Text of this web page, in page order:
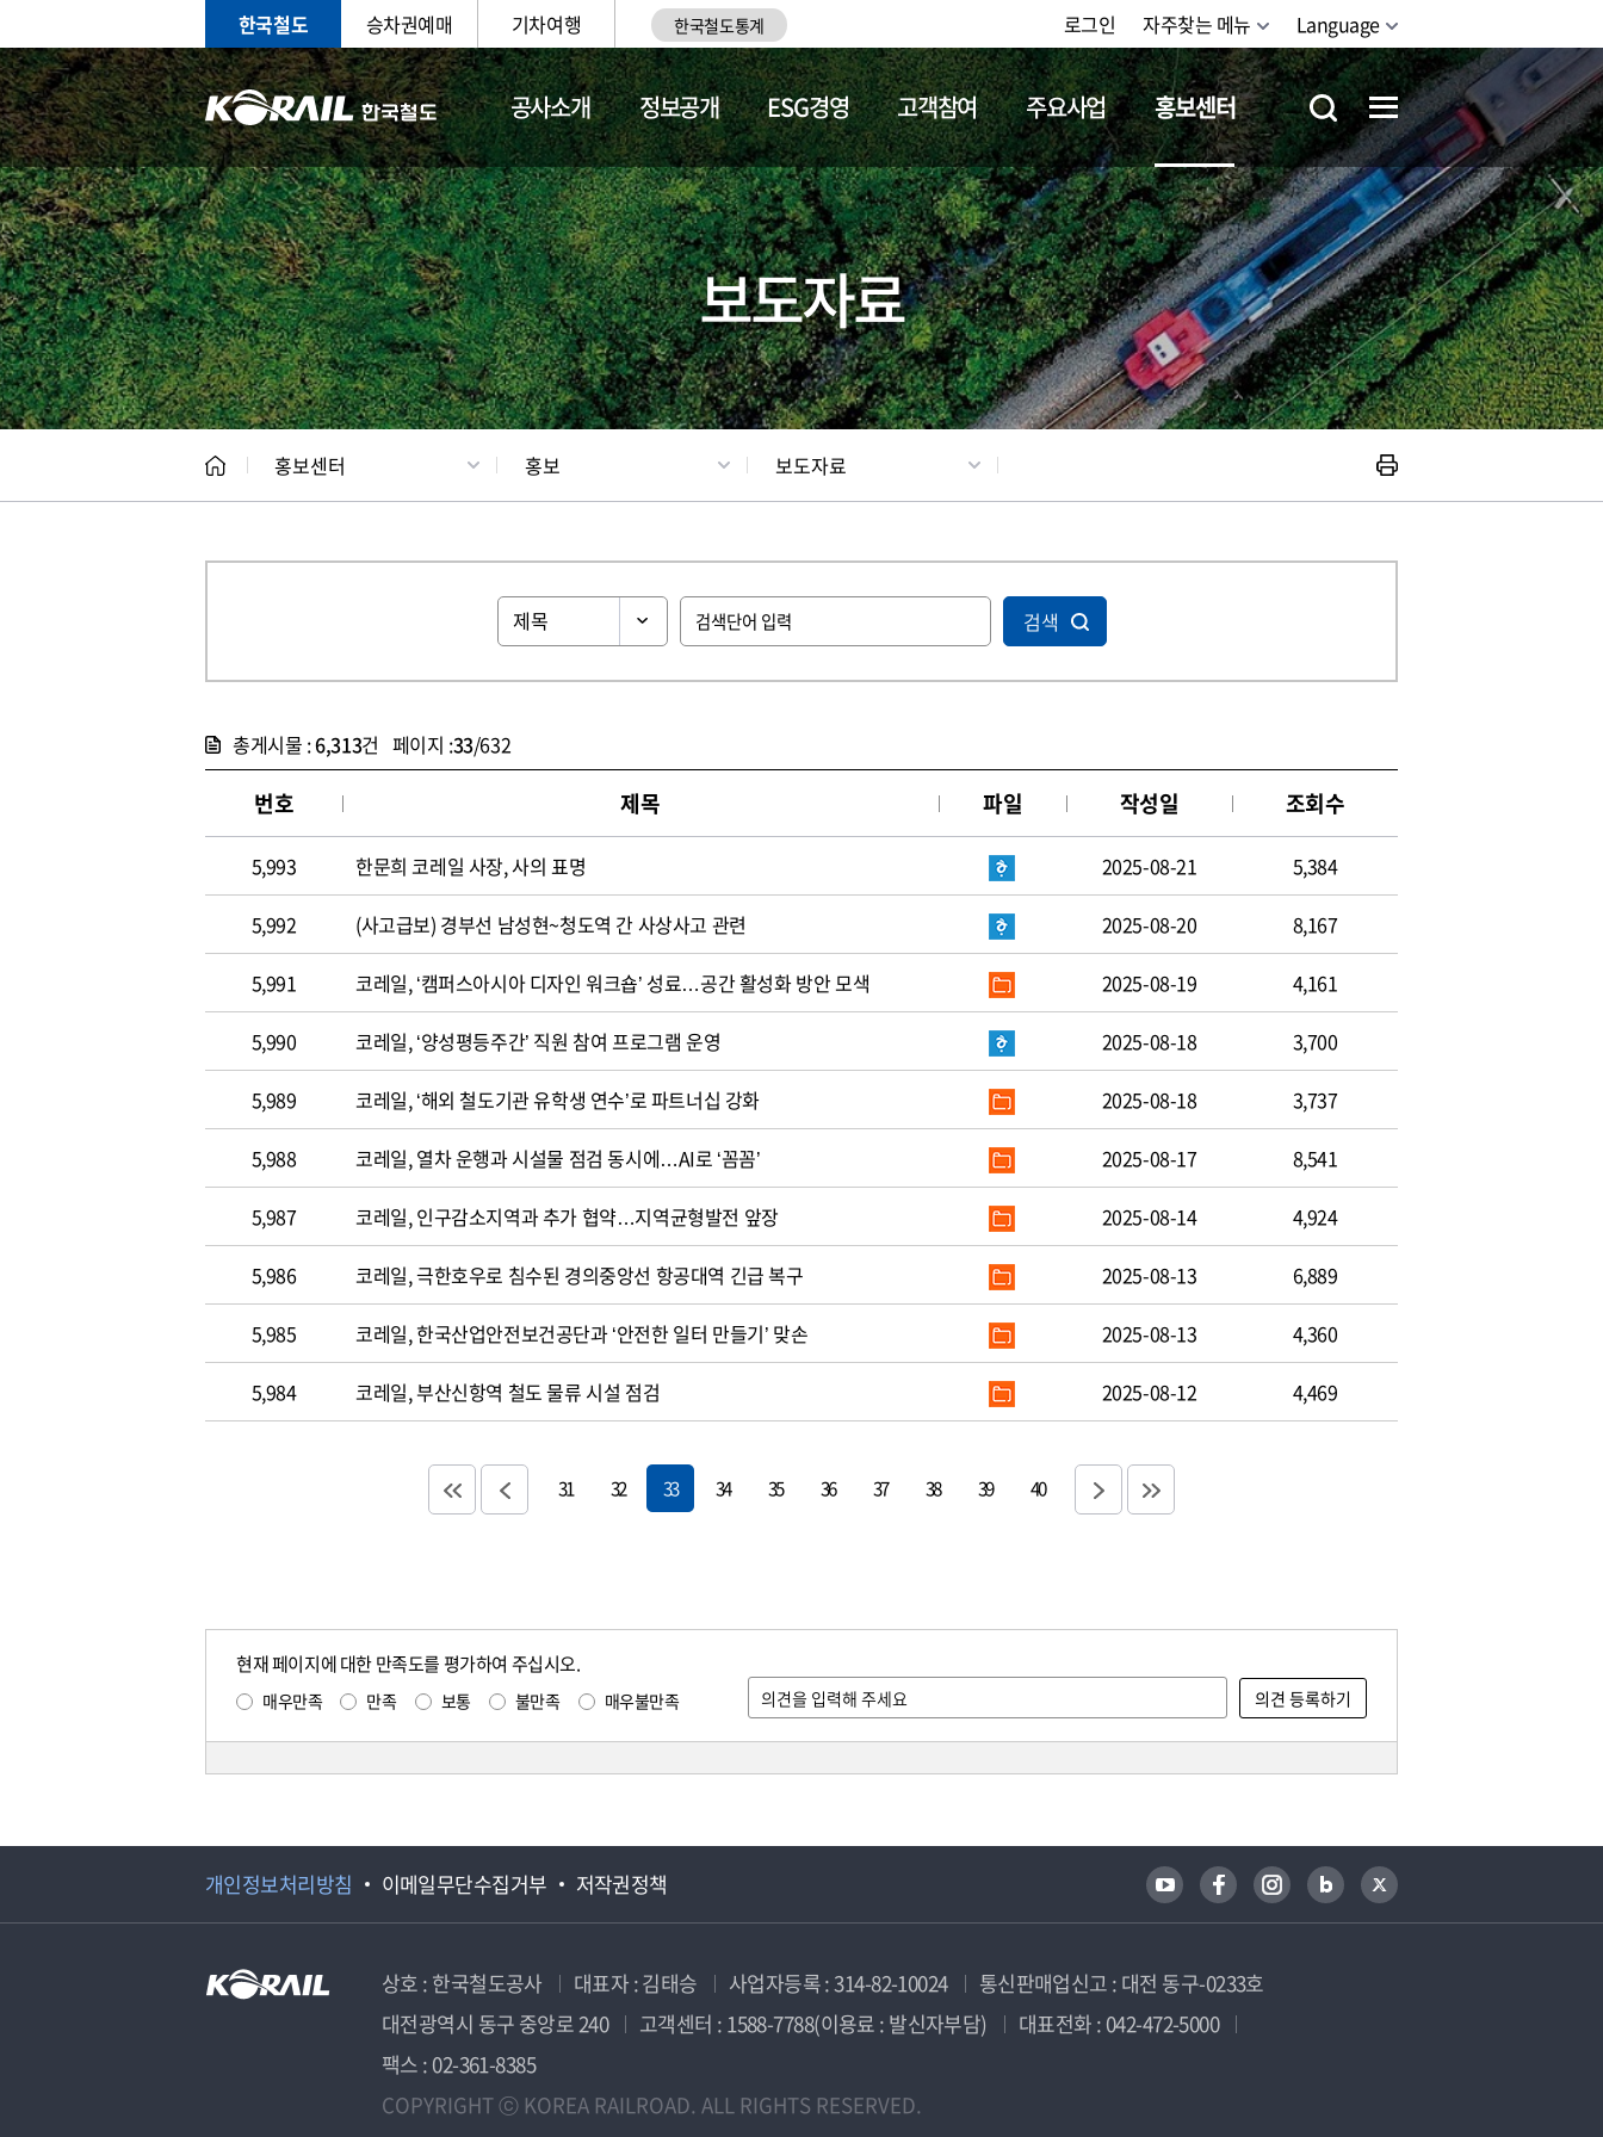
한국철도 승차권예매 기차여행 한국철도통계 로그인 자주찾는 메뉴 Language
공사소개 정보공개 ESG경영 고객참여 주요사업 홍보센터
홍보 문화사업 갤러리 기차소개 철도체험
보도자료
홍보센터 홍보 보도자료
검색
총게시물 :6,313건 페이지 :33/632
번호 제목 파일 작성일 조회수
5,993 한문희 코레일 사장, 사의 표명 2025-08-21 5,384
5,992 (사고급보) 경부선 남성현~청도역 간 사상사고 관련 2025-08-20 8,167
5,991 코레일, ‘캠퍼스아시아 디자인 워크숍’ 성료…공간 활성화 방안 모색 2025-08-19 4,161
5,990 코레일, ‘양성평등주간’ 직원 참여 프로그램 운영 2025-08-18 3,700
5,989 코레일, ‘해외 철도기관 유학생 연수’로 파트너십 강화 2025-08-18 3,737
5,988 코레일, 열차 운행과 시설물 점검 동시에…AI로 ‘꼼꼼’ 2025-08-17 8,541
5,987 코레일, 인구감소지역과 추가 협약…지역균형발전 앞장 2025-08-14 4,924
5,986 코레일, 극한호우로 침수된 경의중앙선 항공대역 긴급 복구 2025-08-13 6,889
5,985 코레일, 한국산업안전보건공단과 ‘안전한 일터 만들기’ 맞손 2025-08-13 4,360
5,984 코레일, 부산신항역 철도 물류 시설 점검 2025-08-12 4,469
31 32 33 34 35 36 37 38 39 40
현재 페이지에 대한 만족도를 평가하여 주십시오.
매우만족 만족 보통 불만족 매우불만족
개인정보처리방침 이메일무단수집거부 저작권정책
상호 : 한국철도공사 대표자 : 김태승 사업자등록 : 314-82-10024
통신판매업신고 : 대전 동구-0233호
대전광역시 동구 중앙로 240
고객센터 : 1588-7788(이용료 : 발신자부담)
대표전화 : 042-472-5000
팩스 : 02-361-8385
COPYRIGHT ⓒ KOREA RAILROAD. ALL RIGHTS RESERVED.